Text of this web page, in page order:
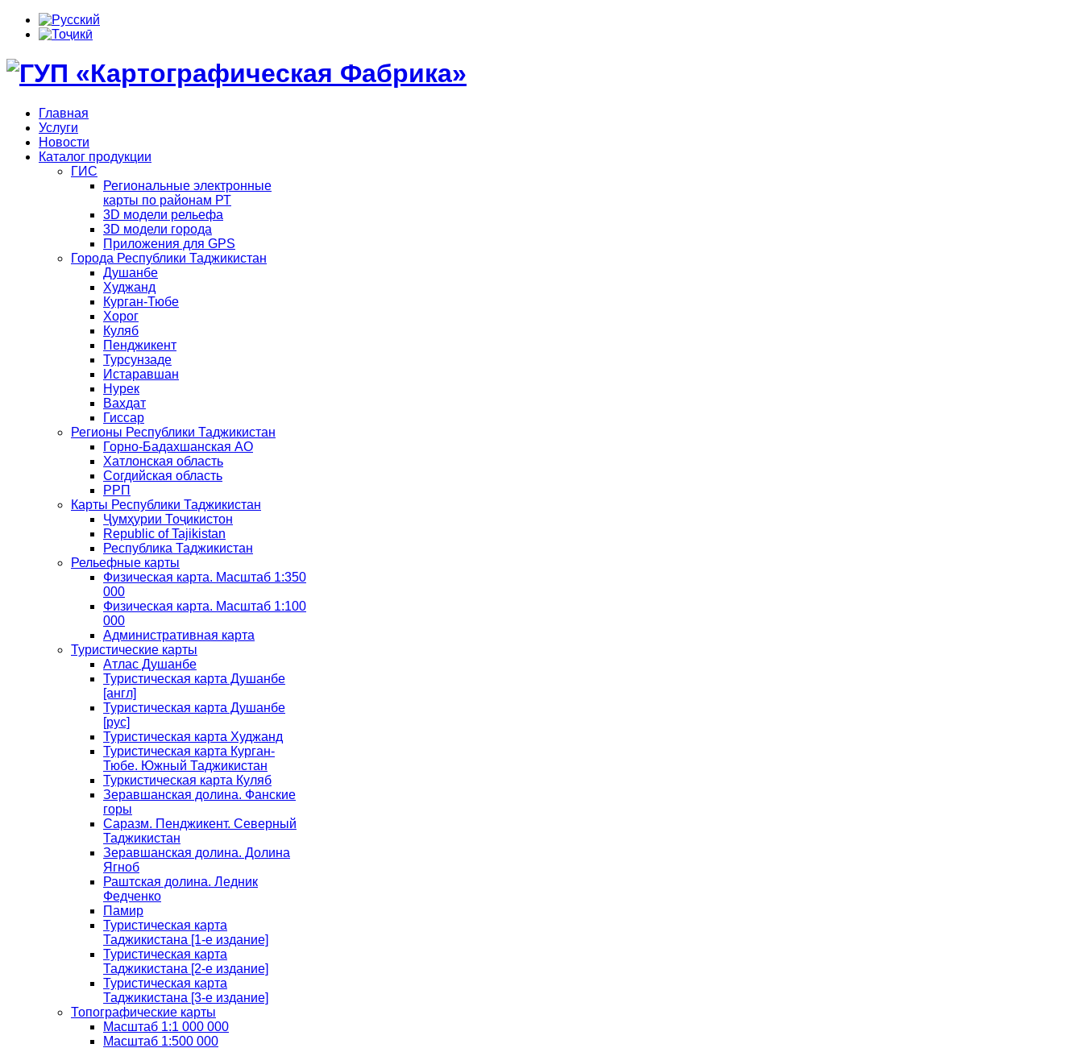
Главная
Услуги
Новости
Каталог продукции
ГИС
Региональные электронные
карты по районам РТ
3D модели рельефа
3D модели города
Приложения для GPS
Города Республики Таджикистан
Душанбе
Худжанд
Курган-Тюбе
Хорог
Куляб
Пенджикент
Турсунзаде
Истаравшан
Нурек
Вахдат
Гиссар
Регионы Республики Таджикистан
Горно-Бадахшанская АО
Хатлонская область
Согдийская область
РРП
Карты Республики Таджикистан
Ҷумҳурии Тоҷикистон
Republic of Tajikistan
Республика Таджикистан
Рельефные карты
Физическая карта. Масштаб 1:350
000
Физическая карта. Масштаб 1:100
000
Административная карта
Туристические карты
Атлас Душанбе
Туристическая карта Душанбе
[англ]
Туристическая карта Душанбе
[рус]
Туристическая карта Худжанд
Туристическая карта Курган-
Тюбе. Южный Таджикистан
Туркистическая карта Куляб
Зеравшанская долина. Фанские
горы
Саразм. Пенджикент. Северный
Таджикистан
Зеравшанская долина. Долина
Ягноб
Раштская долина. Ледник
Федченко
Памир
Туристическая карта
Таджикистана [1-е издание]
Туристическая карта
Таджикистана [2-е издание]
Туристическая карта
Таджикистана [3-е издание]
Топографические карты
Масштаб 1:1 000 000
Масштаб 1:500 000